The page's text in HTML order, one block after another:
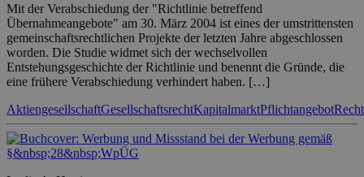
Mit der Verabschiedung der "Richtlinie betreffend
Übernahmeangebote" am 30. März 2004 ist eines der umstrittensten
gemeinschaftsrechtlichen Projekte der letzten Jahre abgeschlossen
worden. Die Studie widmet sich der wechselvollen
Entstehungsgeschichte der Richtlinie und benennt die Gründe, die
eine frühere Verabschiedung verhindert haben. […]
AktiengesellschaftGesellschaftsrechtKapitalmarktPflichtangebot